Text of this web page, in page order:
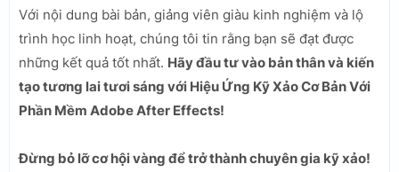
Với nội dung bài bản, giảng viên giàu kinh nghiệm và lộ
trình học linh hoạt, chúng tôi tin rằng bạn sẽ đạt được
những kết quả tốt nhất. Hãy đầu tư vào bản thân và kiến
tạo tương lai tươi sáng với Hiệu Ứng Kỹ Xảo Cơ Bản Với
Phần Mềm Adobe After Effects!
Đừng bỏ lỡ cơ hội vàng để trở thành chuyên gia kỹ xảo!